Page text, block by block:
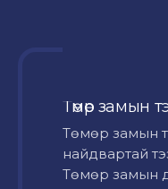
Төмөр замын
Төмөр замын
найдвартай
Төмөр замын